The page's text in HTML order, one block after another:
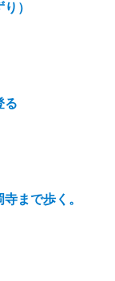
）
る
まで歩く。